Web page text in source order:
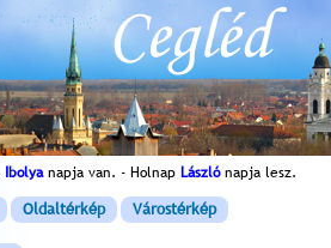
Ibolyanapja van. - Holnap Lászlónapja lesz.
Oldaltérkép Várostérkép